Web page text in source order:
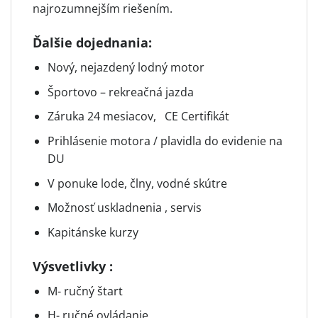
najrozumnejším riešením.
Ďalšie dojednania:
Nový, nejazdený lodný motor
Športovo – rekreačná jazda
Záruka 24 mesiacov, CE Certifikát
Prihlásenie motora / plavidla do evidenie na
DU
V ponuke lode, člny, vodné skútre
Možnosť uskladnenia , servis
Kapitánske kurzy
Výsvetlivky :
M- ručný štart